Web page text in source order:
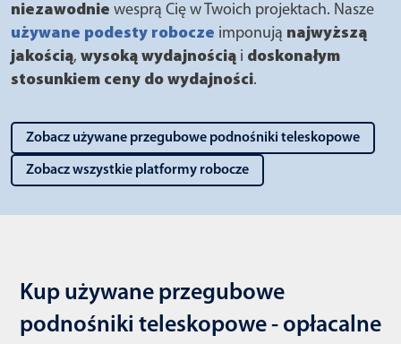
niezawodnie wesprą Cię w Twoich projektach. Nasze
używane podesty robocze imponują najwyższą
jakością, wysoką wydajnością i doskonałym
stosunkiem ceny do wydajności.
Zobacz używane przegubowe podnośniki teleskopowe
Zobacz wszystkie platformy robocze
Kup używane przegubowe
podnośniki teleskopowe - opłacalne